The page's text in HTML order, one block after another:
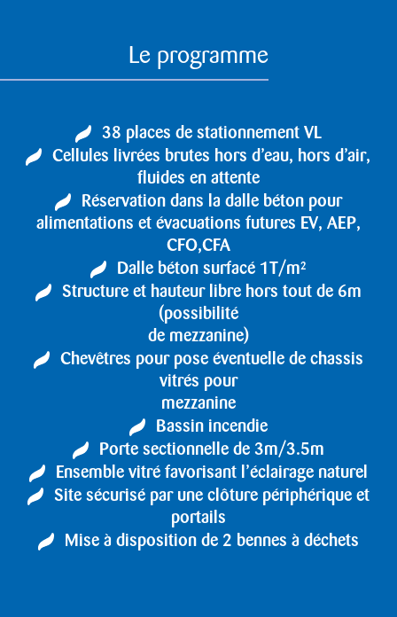
Le programme
38 places de stationnement VL
Cellules livrées brutes hors d’eau, hors d’air,
fluides en attente
Réservation dans la dalle béton pour
alimentations et évacuations futures EV, AEP,
CFO,CFA
Dalle béton surfacé 1T/m²
Structure et hauteur libre hors tout de 6m
(possibilité
de mezzanine)
Chevêtres pour pose éventuelle de chassis
vitrés pour
mezzanine
Bassin incendie
Porte sectionnelle de 3m/3.5m
Ensemble vitré favorisant l’éclairage naturel
Site sécurisé par une clôture périphérique et
portails
Mise à disposition de 2 bennes à déchets